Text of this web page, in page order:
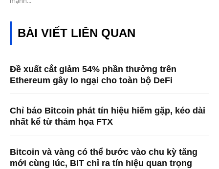
BÀI VIẾT LIÊN QUAN
Đề xuất cắt giảm 54% phần thưởng trên
Ethereum gây lo ngại cho toàn bộ DeFi
Chỉ báo Bitcoin phát tín hiệu hiếm gặp, kéo dài
nhất kể từ thảm họa FTX
Bitcoin và vàng có thể bước vào chu kỳ tăng
mới cùng lúc, BIT chỉ ra tín hiệu quan trọng